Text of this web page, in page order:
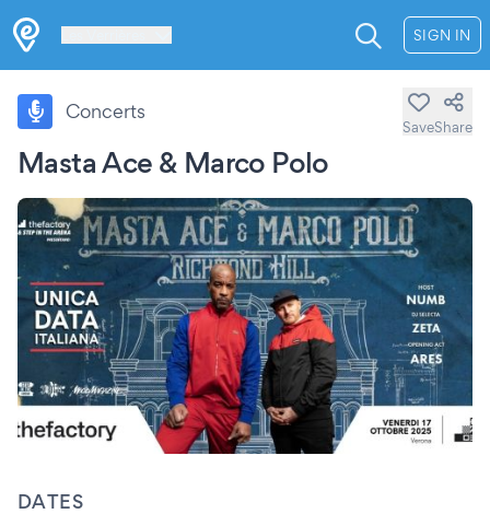
SIGN IN
Masta Ace & Marco Polo
Concerts
SaveShare
DATES